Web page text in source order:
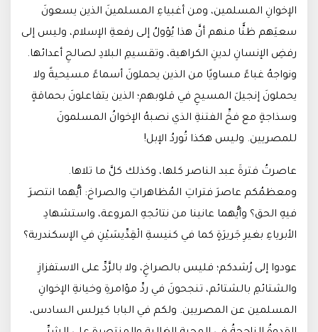
الإخوانِ المسلمين، ومن أغبياءِ المسلمينَ الذين يسعونَ
سعيَهم ظنًّا منهم أنَّ هذا يُؤولُ إلى رفعةِ الإسلام، وليس إلى
رفضِ الإنسانِ لدينِ الكراهية، وتقسيمِ البلادِ لصالحِ أعدائها.
ونواجهُ غباءً مساويًا من الذين يحملونَ أسماءً مسيحيةً ولا
يحملونَ إنجيلَ المسيحِ في قلوبهم؛ الذين يتفاعلونَ بحماقةٍ
وسذاجةٍ مع فخِّ الفتنةِ الذي نصبهُ الإخوانُ المسلمونَ
للمصريين. وليس هكذا تُوردُ الإبل!
عاصرتُ فترةَ عبد الناصر كلها، وكذلك كلَّ ما تلاها.
ومعظمُكم عاصرَ فتراتِ المُظاهراتِ والصراخ: أيُّهما انتصرَ
فيهِ الحق؟ وأيُّهما عانينا من نتائجهِ المروعة، واستشهادِ
الأبرياءِ بغيرِ جَريرَةٍ كما في كنيسةِ الْقِدِّيسَيْنِ في الإسكندرية؟
عودوا إلى رُشدكم؛ فليس بالصراخِ، ولا بالرَّدِّ على الاستفزازِ
والشتائمِ بالشتائم، تنجحونَ في ردِّ مؤامرةِ وخيانةِ الإخوانِ
المسلمين عن المصريين. ولكم في البابا كيرلس السادس،